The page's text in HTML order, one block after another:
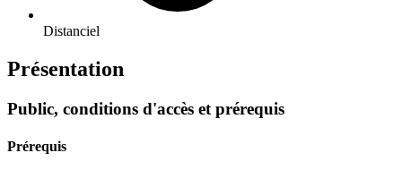
Distanciel
Présentation
Public, conditions d'accès et prérequis
Prérequis